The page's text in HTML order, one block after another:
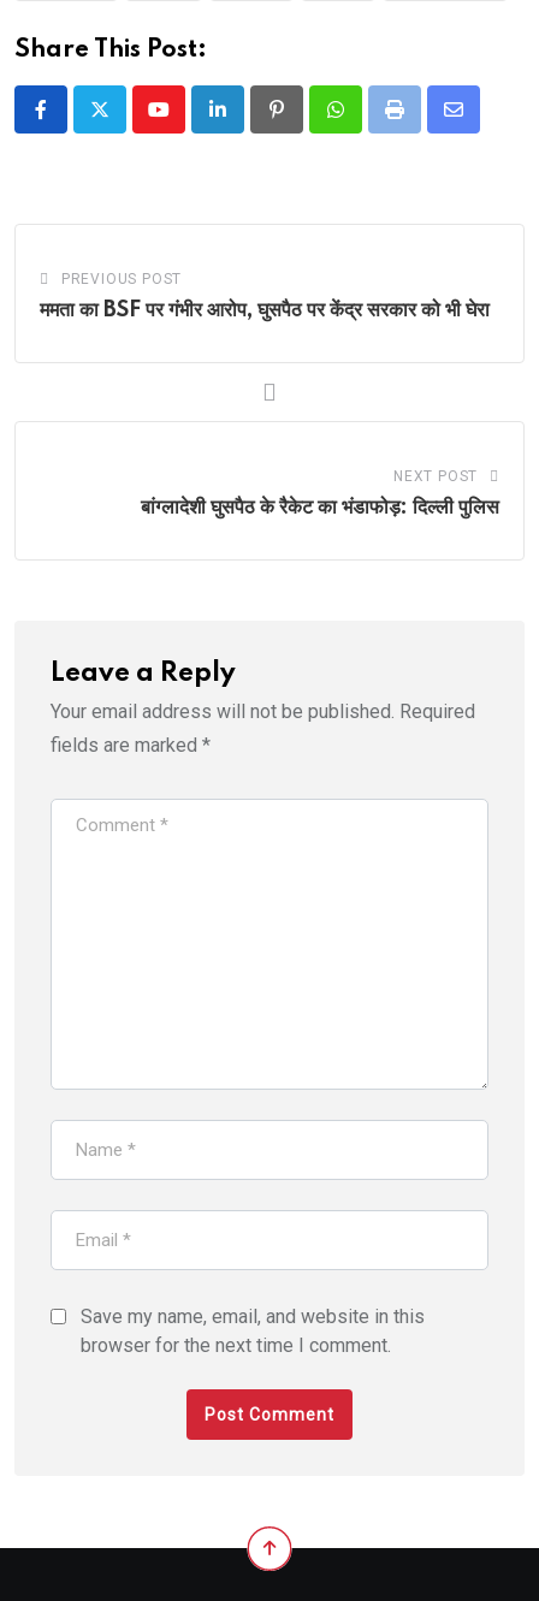
Share This Post:
YoutubeLinkedInPinterestWhatsappPrint
Share
PREVIOUS POST
ममता का BSF पर गंभीर आरोप, घुसपैठ पर केंद्र सरकार को भी घेरा
NEXT POST
बांग्लादेशी घुसपैठ के रैकेट का भंडाफोड़: दिल्ली पुलिस
Leave a Reply
Your email address will not be published. Required
fields are marked *
Save my name, email, and website in this
browser for the next time I comment.